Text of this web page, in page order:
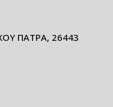
ΠΑΤΡΑ, 26443